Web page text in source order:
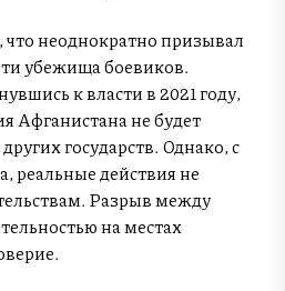
неоднократно призывал
убежища боевиков.
к власти в 2021 году,
Афганистана не будет
государств. Однако, с
реальные действия не
Разрыв между
на местах